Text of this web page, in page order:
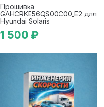
Прошивка
GAHCRKE56QS00C00_E2 для
Hyundai Solaris
1 500 ₽